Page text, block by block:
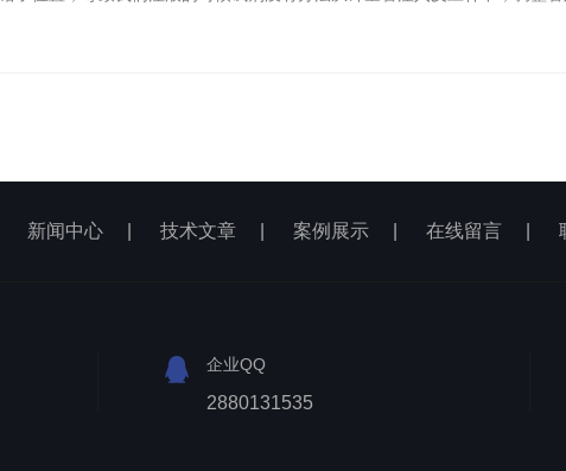
新闻中心 技术文章 案例展示 在线留言
企业QQ
2880131535